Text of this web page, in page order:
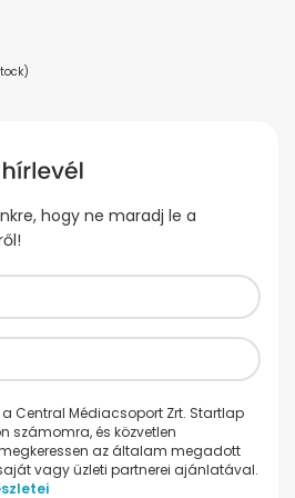
hogy ne maradj le a
Central Médiacsoport Zrt. Startlap
számomra, és közvetlen
az általam megadott
vagy üzleti partnerei ajánlatával.